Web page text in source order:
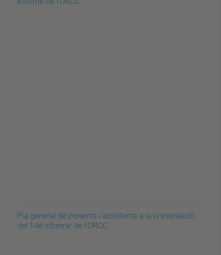
Pla general de ponents i assistents a la presentació
del 14è informe de l'ORCC